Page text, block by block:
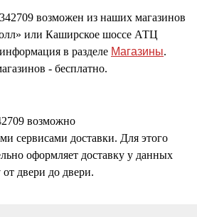
возможен из наших магазинов
или Каширское шоссе АТЦ
в разделе Магазины.
- бесплатно.
возможно
сервисами доставки. Для этого
оформляет доставку у данных
двери до двери.